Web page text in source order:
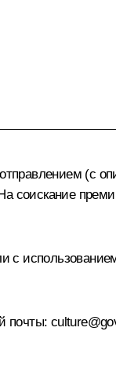
(с
соискание
с
почты: